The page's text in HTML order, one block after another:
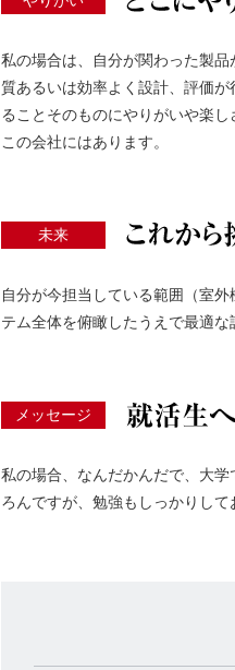
私の場合は、自分が関わった製
質あるいは効率よく設計、評価
ることそのものにやりがいや楽
この会社にはあります。
未来
自分が今担当している範囲（室
テム全体を俯瞰したうえで最適な
メッセージ
私の場合、なんだかんだで、大
ろんですが、勉強もしっかりし